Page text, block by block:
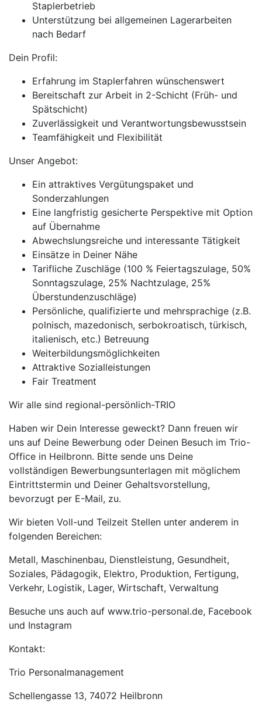
Staplerbetrieb
Unterstützung bei allgemeinen Lagerarbeiten
nach Bedarf
Dein Profil:
Erfahrung im Staplerfahren wünschenswert
Bereitschaft zur Arbeit in 2-Schicht (Früh- und
Spätschicht)
Zuverlässigkeit und Verantwortungsbewusstsein
Teamfähigkeit und Flexibilität
Unser Angebot:
Ein attraktives Vergütungspaket und
Sonderzahlungen
Eine langfristig gesicherte Perspektive mit Option
auf Übernahme
Abwechslungsreiche und interessante Tätigkeit
Einsätze in Deiner Nähe
Tarifliche Zuschläge (100 % Feiertagszulage, 50%
Sonntagszulage, 25% Nachtzulage, 25%
Überstundenzuschläge)
Persönliche, qualifizierte und mehrsprachige (z.B.
polnisch, mazedonisch, serbokroatisch, türkisch,
italienisch, etc.) Betreuung
Weiterbildungsmöglichkeiten
Attraktive Sozialleistungen
Fair Treatment
Wir alle sind regional-persönlich-TRIO
Haben wir Dein Interesse geweckt? Dann freuen wir
uns auf Deine Bewerbung oder Deinen Besuch im Trio-
Office in Heilbronn. Bitte sende uns Deine
vollständigen Bewerbungsunterlagen mit möglichem
Eintrittstermin und Deiner Gehaltsvorstellung,
bevorzugt per E-Mail, zu.
Wir bieten Voll-und Teilzeit Stellen unter anderem in
folgenden Bereichen:
Metall, Maschinenbau, Dienstleistung, Gesundheit,
Soziales, Pädagogik, Elektro, Produktion, Fertigung,
Verkehr, Logistik, Lager, Wirtschaft, Verwaltung
Besuche uns auch auf www.trio-personal.de, Facebook
und Instagram
Kontakt:
Trio Personalmanagement
Schellengasse 13, 74072 Heilbronn